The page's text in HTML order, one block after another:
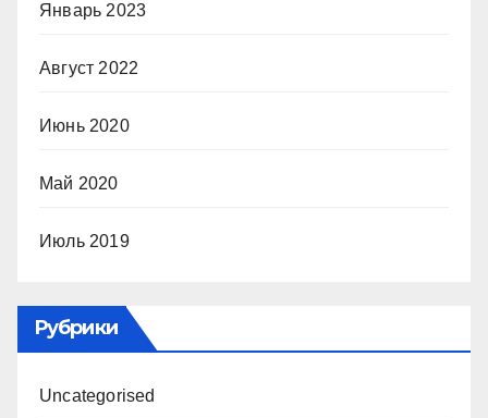
Январь 2023
Август 2022
Июнь 2020
Май 2020
Июль 2019
Рубрики
Uncategorised